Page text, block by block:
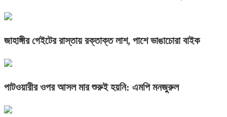
জাহাঙ্গীর গেইটের রাস্তায় রক্তাক্ত লাশ, পাশে ভাঙাচোরা বাইক
পাটওয়ারীর ওপর আসল মার শুরুই হয়নি: এমপি মনজুরুল